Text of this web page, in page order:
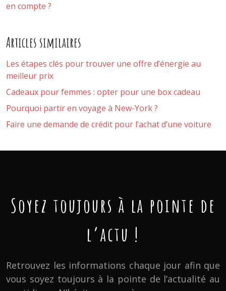
en compte ?
Articles similaires
Les étapes clés pour trouver une offre d’énergie au
meilleur prix
Cadeaux pour femmes : opter pour une box cadeau
Pourquoi partir en voyage à New-York ?
Faire une demande de crédit pour l’achat d’une voiture
Soyez toujours à la pointe de
l’actu !
Retrouvez les informations chaque jour afin que
vous soyez toujours à la pointe de l’actualité au